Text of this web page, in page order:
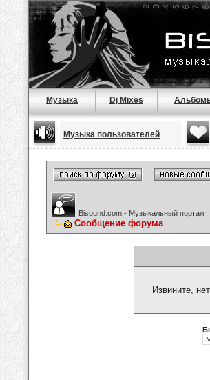
Музыка Dj Mixes
Музыка пользователей
Bisound.com - Музыкальный портал
Сообщение форума
Извините,